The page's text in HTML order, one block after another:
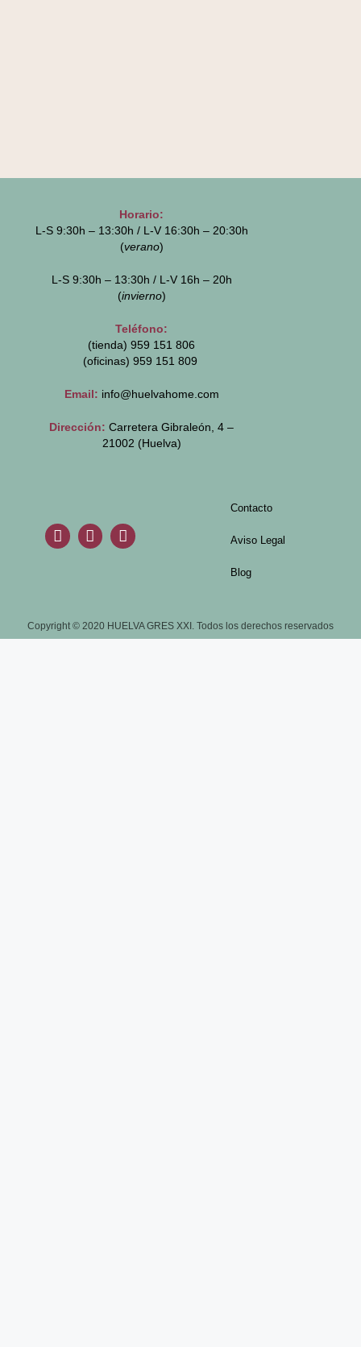
Horario:
L-S 9:30h – 13:30h / L-V 16:30h – 20:30h
(verano)
L-S 9:30h – 13:30h / L-V 16h – 20h
(invierno)
Teléfono:
(tienda) 959 151 806
(oficinas) 959 151 809
Email: info@huelvahome.com
Dirección: Carretera Gibraleón, 4 –
21002 (Huelva)
Contacto
Aviso Legal
Blog
Copyright © 2020 HUELVA GRES XXI. Todos los derechos reservados